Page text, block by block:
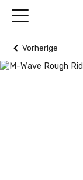
Vorherige